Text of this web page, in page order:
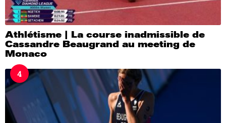
Athlétisme | La course inadmissible de
Cassandre Beaugrand au meeting de
Monaco
4